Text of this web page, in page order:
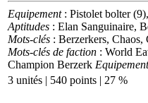
Equipement: Pistolet bolter
Aptitudes : Elan Sanguinaire,
Mots-clés : Berzerkers,
Mots-clés de faction : World
Champion Berzerk Equipement
3 unités | 540 points | 27 %